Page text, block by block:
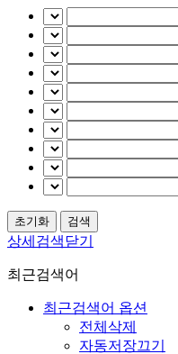
상세검색닫기
최근검색어
최근검색어 옵션
전체삭제
자동저장끄기